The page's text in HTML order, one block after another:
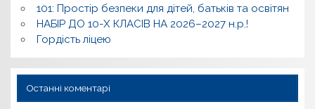
101: Простір безпеки для дітей, батьків та освітян
НАБІР ДО 10-Х КЛАСІВ НА 2026–2027 н.р.!
Гордість ліцею
Останні коментарі